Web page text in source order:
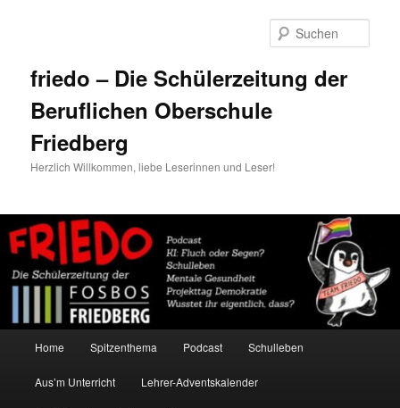
friedo – Die Schülerzeitung der
Beruflichen Oberschule
Friedberg
Herzlich Willkommen, liebe Leserinnen und Leser!
Home Spitzenthema Podcast Schulleben
Aus’m Unterricht Lehrer-Adventskalender